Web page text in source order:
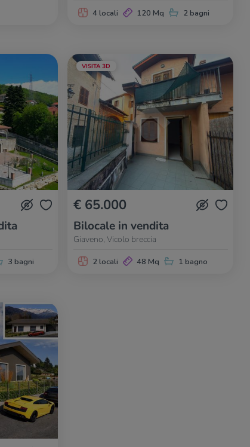
4 locali 120 Mq 2 bagni
3 bagni
VISITA 3D
€ 65.000
Bilocale in vendita
Giaveno, Vicolo breccia
2 locali 48 Mq 1 bagno